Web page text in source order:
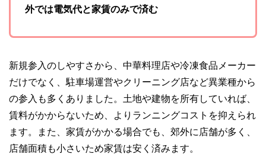
外では電気代と家賃のみで済む
新規参入のしやすさから、中華料理店や冷凍食品メーカー
だけでなく、駐車場運営やクリーニング店など異業種から
の参入も多くありました。土地や建物を所有していれば、
賃料がかからないため、よりランニングコストを抑えられ
ます。また、家賃がかかる場合でも、郊外に店舗が多く、
店舗面積も小さいため家賃は安く済みます。